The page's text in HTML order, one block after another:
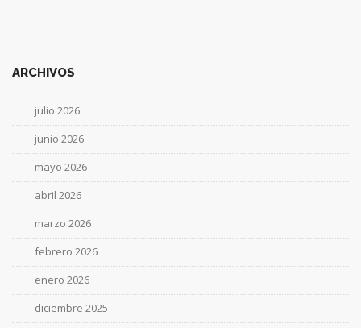
ARCHIVOS
julio 2026
junio 2026
mayo 2026
abril 2026
marzo 2026
febrero 2026
enero 2026
diciembre 2025